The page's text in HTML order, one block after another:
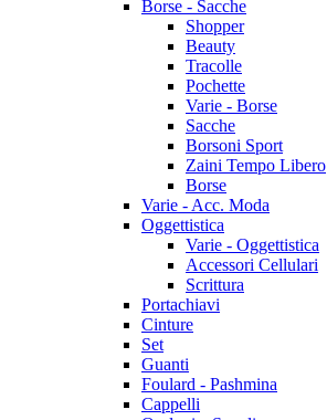
Borse - Sacche
Shopper
Beauty
Tracolle
Pochette
Varie - Borse
Sacche
Borsoni Sport
Zaini Tempo Libero
Borse
Varie - Acc. Moda
Oggettistica
Varie - Oggettistica
Accessori Cellulari
Scrittura
Portachiavi
Cinture
Set
Guanti
Foulard - Pashmina
Cappelli